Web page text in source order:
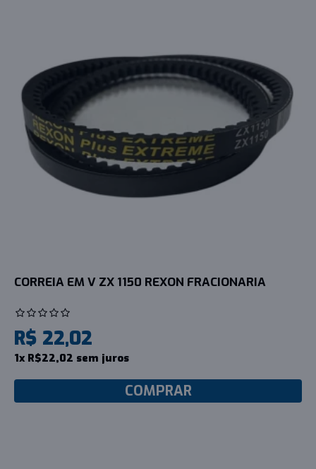
CORREIA EM V ZX 1150 REXON FRACIONARIA
R$ 22,02
1x R$22,02 sem juros
COMPRAR